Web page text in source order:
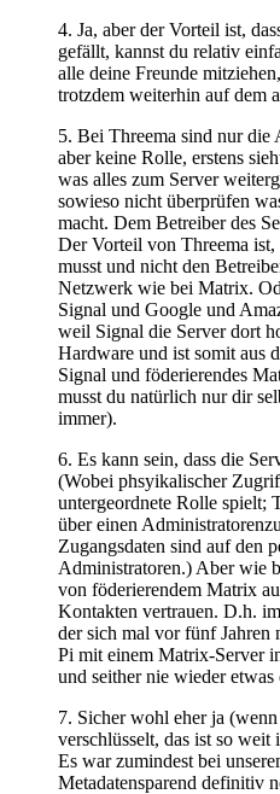
4. Ja, aber der Vorteil ist,
gefällt, kannst du relativ
alle deine Freunde
trotzdem weiterhin auf dem
5. Bei Threema sind nur die
aber keine Rolle, erstens
was alles zum Server
sowieso nicht überprüfen
macht. Dem Betreiber des
Der Vorteil von Threema ist,
musst und nicht den
Netzwerk wie bei Matrix.
Signal und Google und
weil Signal die Server dort
Hardware und ist somit aus
Signal und föderierendes
musst du natürlich nur dir
immer).
6. Es kann sein, dass die
(Wobei phsyikalischer
untergeordnete Rolle spielt;
über einen
Zugangsdaten sind auf den
Administratoren.) Aber wie
von föderierendem Matrix
Kontakten vertrauen. D.h.
der sich mal vor fünf Jahren
Pi mit einem Matrix-Server
und seither nie wieder etwas
7. Sicher wohl eher ja
verschlüsselt, das ist so
Es war zumindest bei
Metadatensparend definitiv